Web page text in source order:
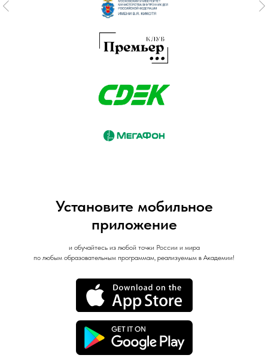
Установите мобильное
приложение
и обучайтесь из любой точки России и мира
по любым образовательным программам, реализуемым в Академии!